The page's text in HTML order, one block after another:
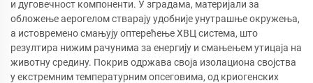
и дуговечност компоненти. У зградама, материјали за
обложење аерогелом стварају удобније унутрашње окружења,
а истовремено смањују оптерећење ХВЦ система, што
резултира нижим рачунима за енергију и смањењем утицаја на
животну средину. Покрив одржава своја изолациона својства
у екстремним температурним опсеговима, од криогенских